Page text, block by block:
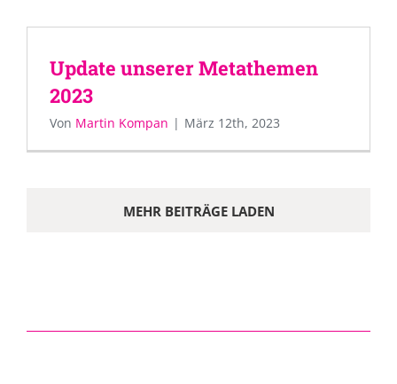
Update unserer Metathemen
2023
Von Martin Kompan | März 12th, 2023
MEHR BEITRÄGE LADEN